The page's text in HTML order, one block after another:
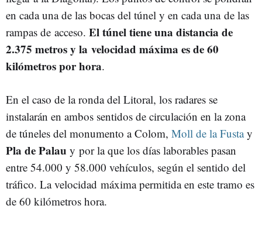
en cada una de las bocas del túnel y en cada una de las
rampas de acceso. El túnel tiene una distancia de
2.375 metros y la velocidad máxima es de 60
kilómetros por hora.
En el caso de la ronda del Litoral, los radares se
instalarán en ambos sentidos de circulación en la zona
de túneles del monumento a Colom, Moll de la Fustay
Pla de Palau y por la que los días laborables pasan
entre 54.000 y 58.000 vehículos, según el sentido del
tráfico. La velocidad máxima permitida en este tramo es
de 60 kilómetros hora.